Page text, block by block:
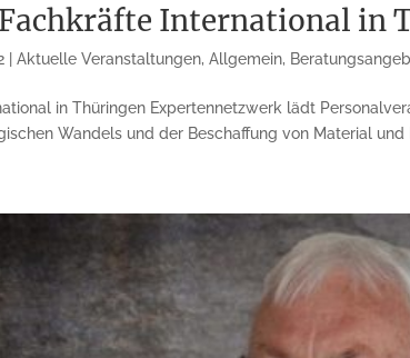
International in
|Aktuelle Veranstaltungen,Allgemein,
in Thüringen Expertennetzwerk lädt
Wandels und der Beschaffung von Material und